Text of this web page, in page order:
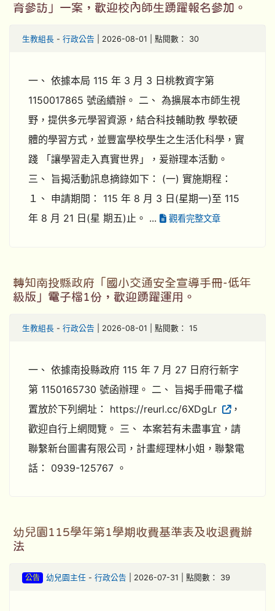
育參訪」一案，歡迎校內師生踴躍報名參加。
生教組長 - 行政公告 | 2026-08-01 | 點閱數： 30
一、 依據本局 115 年 3 月 3 日桃教資字第
1150017865 號函續辦。 二、 為擴展本市師生視
野，提供多元學習資源，結合科技輔助教 學軟硬
體的學習方式，並豐富學校學生之生活化科學，實
踐 「讓學習走入真實世界」，爰辦理本活動。
三、 旨揭活動訊息摘錄如下： (一) 實施期程：
１、 申請期間： 115 年 8 月 3 日(星期一)至 115
年 8 月 21 日(星 期五)止。 ...
觀看完整文章
轉知南投縣政府「國小交通安全宣導手冊-低年
級版」電子檔1份，歡迎踴躍運用。
生教組長 - 行政公告 | 2026-08-01 | 點閱數： 15
一、 依據南投縣政府 115 年 7 月 27 日府行新字
第 1150165730 號函辦理。 二、 旨揭手冊電子檔
置放於下列網址： https://reurl.cc/6XDgLr
，
歡迎自行上網閱覽。 三、 本案若有未盡事宜，請
聯繫新台圖書有限公司，計畫經理林小姐，聯繫電
話： 0939-125767 。
幼兒園115學年第1學期收費基準表及收退費辦
法
公告 幼兒園主任- 行政公告 | 2026-07-31 | 點閱數： 39